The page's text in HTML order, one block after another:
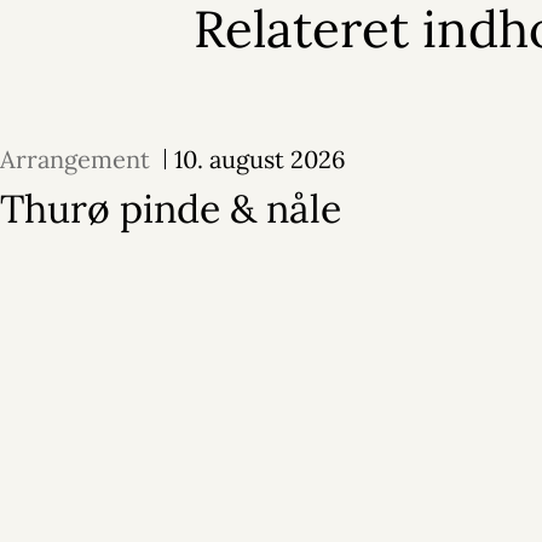
Relateret
Arrangement 10. august 2026
Thurø pinde & nåle